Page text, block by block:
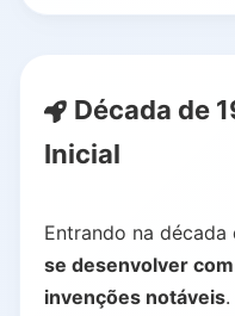
Década de
Inicial
Entrando na década
se desenvolver
invenções notáveis